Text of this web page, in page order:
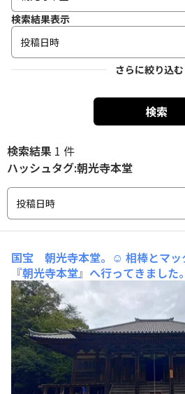
検索結果表示
投稿日時
さらに絞り込む
検索
検索結果 1 件
ハッシュタグ:朝光寺本堂
投稿日時
国宝 朝光寺本堂。☺️ 相棒とマ
『朝光寺本堂』へ行ってきまし
段を下って行くと”つくばねの滝”
外にも、